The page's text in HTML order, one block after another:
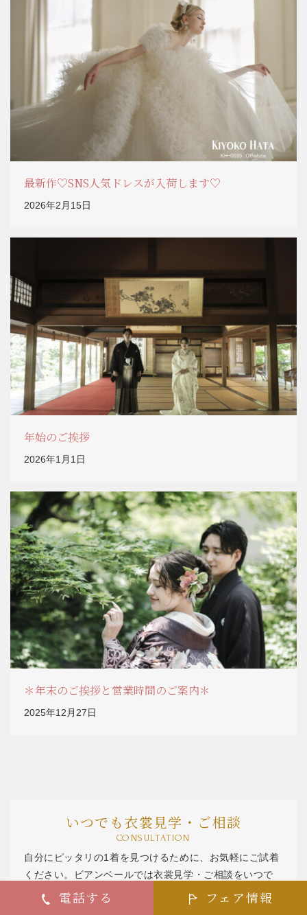
CONSULTATION
いつでも衣裳見学･ご相談
電話する フェア情報
最新作♡SNS人気ドレスが入荷します♡
2026年2月15日
年始のご挨拶
2026年1月1日
＊年末のご挨拶と営業時間のご案内＊
2025年12月27日
いつでも衣裳見学・ご相談
CONSULTATION
自分にピッタリの1着を見つけるために、お気軽にご試着
ください。ビアンベールでは衣裳見学・ご相談をいつで
も受け付けております。